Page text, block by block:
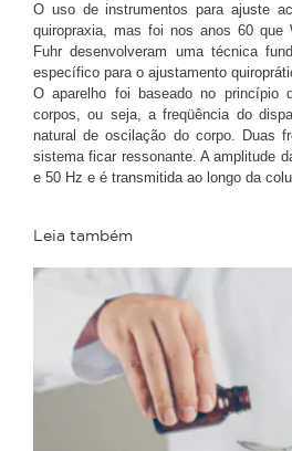
O uso de instrumentos para ajuste
quiropraxia, mas foi nos anos 60 que
Fuhr desenvolveram uma técnica
específico para o ajustamento
O aparelho foi baseado no princípio
corpos, ou seja, a freqüência do
natural de oscilação do corpo. Duas
sistema ficar ressonante. A amplitude
e 50 Hz e é transmitida ao longo da
Leia também